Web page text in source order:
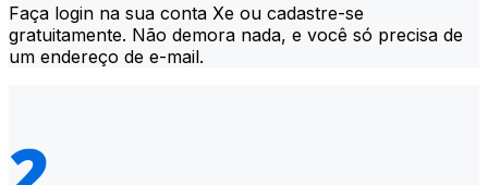
Faça login na sua conta Xe ou cadastre-se
gratuitamente. Não demora nada, e você só precisa de
um endereço de e-mail.